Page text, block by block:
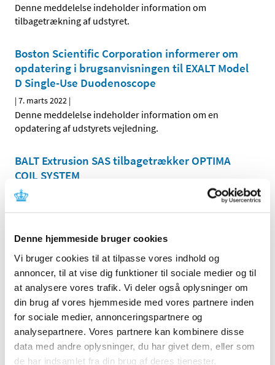
Denne hjemmeside bruger cookies
Vi bruger cookies til at tilpasse vores indhold og
annoncer, til at vise dig funktioner til sociale medier og til
at analysere vores trafik. Vi deler også oplysninger om
din brug af vores hjemmeside med vores partnere inden
for sociale medier, annonceringspartnere og
analysepartnere. Vores partnere kan kombinere disse
data med andre oplysninger, du har givet dem, eller som
de har indsamlet fra din brug af deres tjenester.
Denne meddelelse indeholder information om
tilbagetrækning af udstyret.
Boston Scientific Corporation informerer om
opdatering i brugsanvisningen til EXALT Model
D Single-Use Duodenoscope
|7. marts 2022 |
Denne meddelelse indeholder information om en
opdatering af udstyrets vejledning.
BALT Extrusion SAS tilbagetrækker OPTIMA
COIL SYSTEM
|7. marts 2022
Biomet Orthopedic LLC tilbagekalder ALPS,
DVR, Juggerloc, SnapShot
|8. marts 2022 |
Denne meddelelse indeholder information om
tilbagetrækning af udstyret.
Intuitive Surgical, Inc. informerer om fejl
Vessel Sealer Extend; SynchroSeal, der kræver